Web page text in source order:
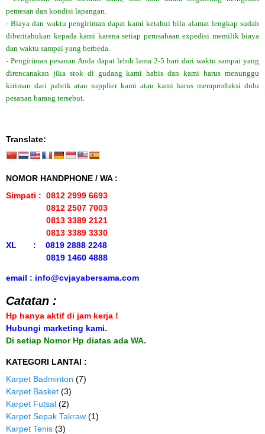
pemesan dan kondisi lapangan.
- Biaya dan waktu pengiriman dapat kami ketahui bila alamat lengkap sudah
diberitahukan kepada kami karena setiap perusahaan expedisi memilik biaya
dan waktu sampai yang berbeda.
- Pengiriman pesanan Anda dapat lebih lama 2-5 hari dari waktu sampai yang
direncanakan jika stok di gudang kami habis dan kami harus menunggu
kiriman dari pabrik atau supplier kami atau kami harus memproduksi dulu
pesanan barang tersebut.
Translate:
NOMOR HANDPHONE / WA :
Simpati : 0812 2999 6693
0812 2507 7003
0813 3389 2121
0813 3389 3330
XL : 0819 2888 2248
0819 1460 4888
email : info@cvjayabersama.com
Catatan :
Hp hanya aktif di jam kerja !
Hubungi marketing kami.
Di setiap Nomor Hp diatas ada WA.
KATEGORI LANTAI :
Karpet Badminton (7)
Karpet Basket (3)
Karpet Futsal (2)
Karpet Sepak Takraw (1)
Karpet Tenis (3)